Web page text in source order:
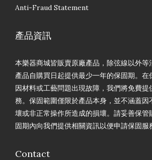
Anti-Fraud Statement
產品資訊
本樂器商城皆販賣原廠產品，除弦線以外等
產品自購買日起提供最少一年的保固期。在
因材料或工藝問題出現故障，我們將免費提
務。保固範圍僅限於產品本身，並不涵蓋因
壞或非正常操作所造成的損壞。請妥善保管
固期內向我們提供相關資訊以便申請保固服
Contact